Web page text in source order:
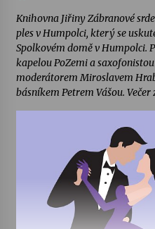
Knihovna Jiřiny Zábranové
ples v Humpolci, který se
Spolkovém domě v Humpolci.
kapelou PoZemi a
moderátorem Miroslavem
básníkem Petrem Vášou.